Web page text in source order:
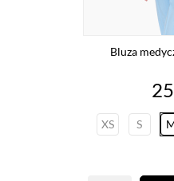
Bluza
XS S